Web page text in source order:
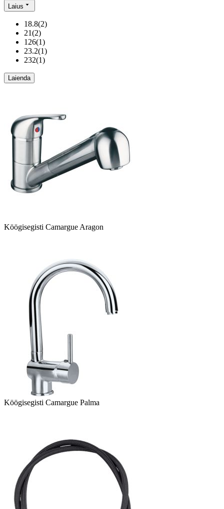
Laius
18.8(2)
21(2)
126(1)
23.2(1)
232(1)
Laienda
Köögisegisti Camargue Aragon
Köögisegisti Camargue Palma